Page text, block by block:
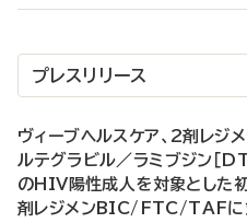
プレスリリース
ヴィーブヘルスケア、2剤レジ
ルテグラビル／ラミブジン［
のHIV陽性成人を対象とした
剤レジメンBIC/FTC/TAFに